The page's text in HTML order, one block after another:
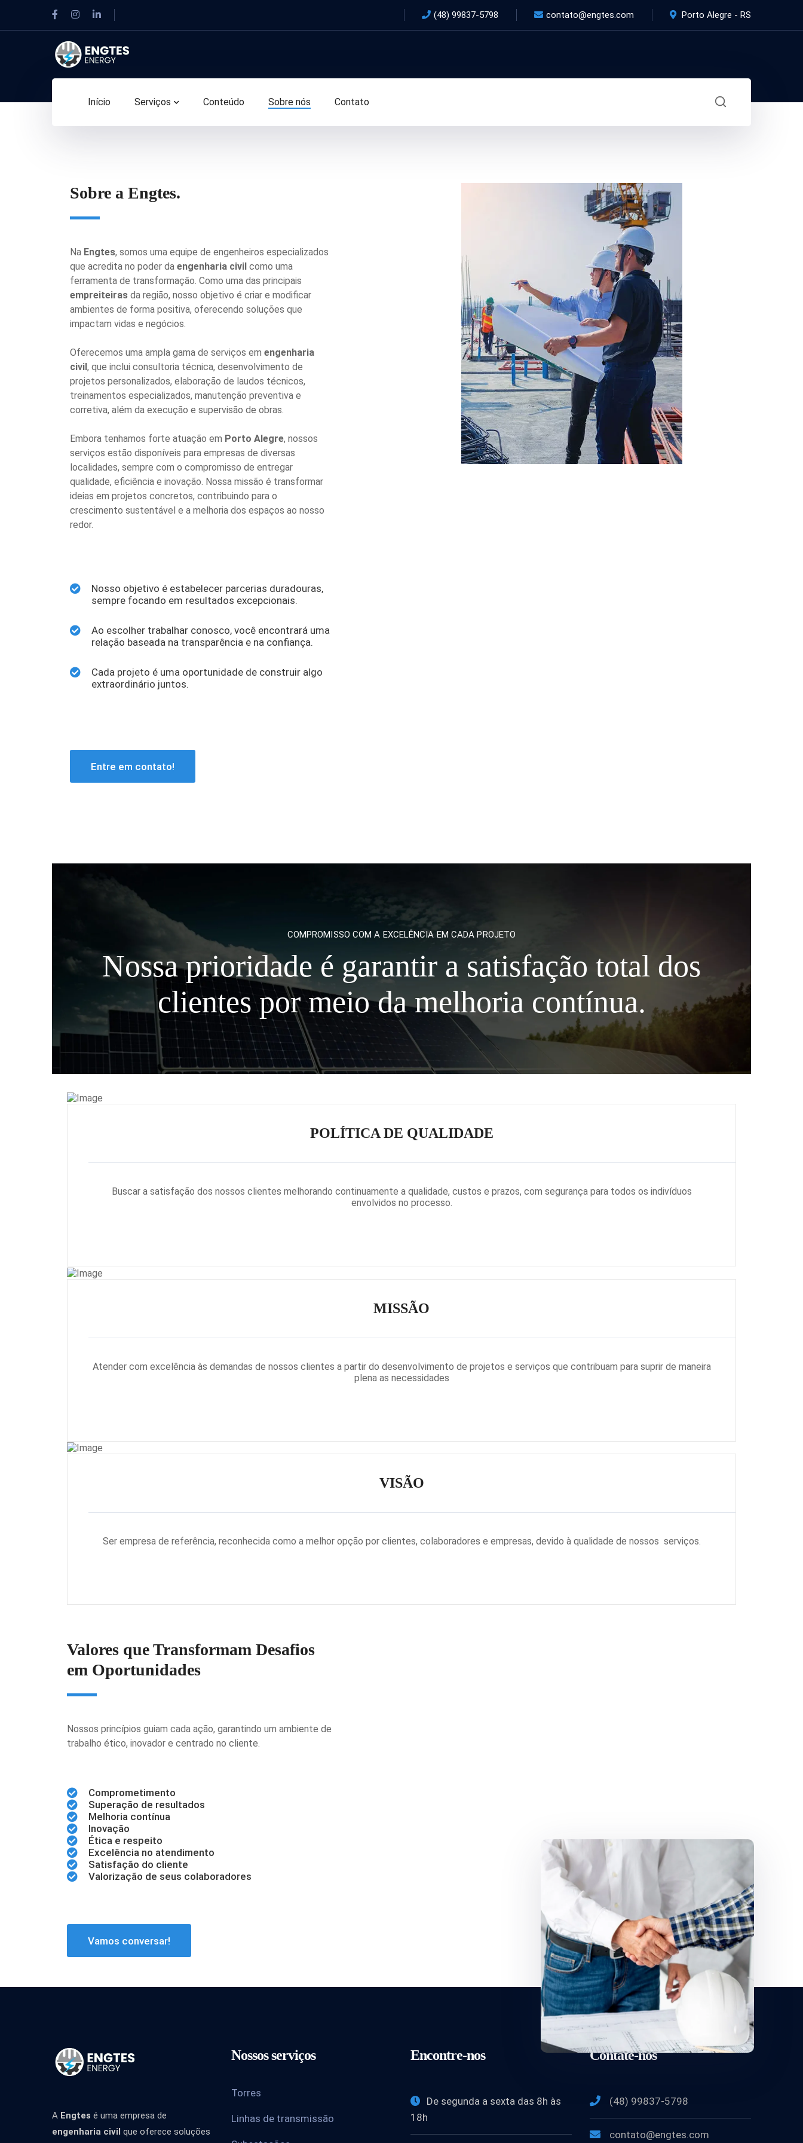
(48) 99837-5798 contato@engtes.com Porto Alegre - RS
Início Serviços Conteúdo Sobre nós Contato
Sobre a Engtes.
Na Engtes, somos uma equipe de engenheiros especializados
que acredita no poder da engenharia civil como uma
ferramenta de transformação. Como uma das principais
empreiteiras da região, nosso objetivo é criar e modificar
ambientes de forma positiva, oferecendo soluções que
impactam vidas e negócios.
Oferecemos uma ampla gama de serviços em engenharia
civil, que inclui consultoria técnica, desenvolvimento de
projetos personalizados, elaboração de laudos técnicos,
treinamentos especializados, manutenção preventiva e
corretiva, além da execução e supervisão de obras.
Embora tenhamos forte atuação em Porto Alegre, nossos
serviços estão disponíveis para empresas de diversas
localidades, sempre com o compromisso de entregar
qualidade, eficiência e inovação. Nossa missão é transformar
ideias em projetos concretos, contribuindo para o
crescimento sustentável e a melhoria dos espaços ao nosso
redor.
Nosso objetivo é estabelecer parcerias duradouras,
sempre focando em resultados excepcionais.
Ao escolher trabalhar conosco, você encontrará uma
relação baseada na transparência e na confiança.
Cada projeto é uma oportunidade de construir algo
extraordinário juntos.
Entre em contato!
COMPROMISSO COM A EXCELÊNCIA EM CADA PROJETO
Nossa prioridade é garantir a satisfação total dos
clientes por meio da melhoria contínua.
POLÍTICA DE QUALIDADE
Buscar a satisfação dos nossos clientes melhorando continuamente a qualidade, custos e prazos, com segurança para todos os indivíduos
envolvidos no processo.
MISSÃO
Atender com excelência às demandas de nossos clientes a partir do desenvolvimento de projetos e serviços que contribuam para suprir de maneira
plena as necessidades
VISÃO
Ser empresa de referência, reconhecida como a melhor opção por clientes, colaboradores e empresas, devido à qualidade de nossos serviços.
Valores que Transformam Desafios
em Oportunidades
Nossos princípios guiam cada ação, garantindo um ambiente de
trabalho ético, inovador e centrado no cliente.
Comprometimento
Superação de resultados
Melhoria contínua
Inovação
Ética e respeito
Excelência no atendimento
Satisfação do cliente
Valorização de seus colaboradores
Vamos conversar!
A Engtes é uma empresa de
engenharia civil que oferece soluções
Nossos serviços
Torres
Linhas de transmissão
Encontre-nos
De segunda a sexta das 8h às
18h
Contate-nos
(48) 99837-5798
contato@engtes.com